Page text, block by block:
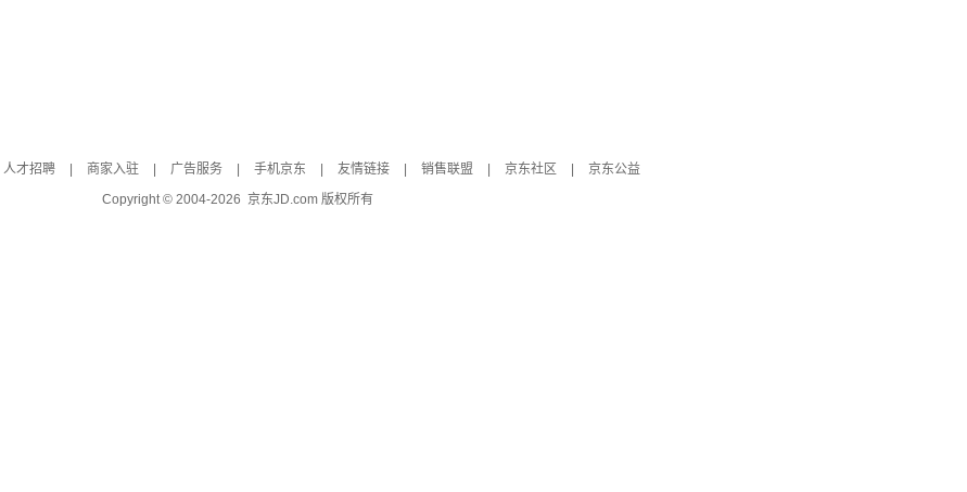
人才招聘 商家入驻 广告服务 手机京东 友情链接 销售联盟 京东社区
京东公益
Copyright © 2004-2026 京东JD.com 版权所有